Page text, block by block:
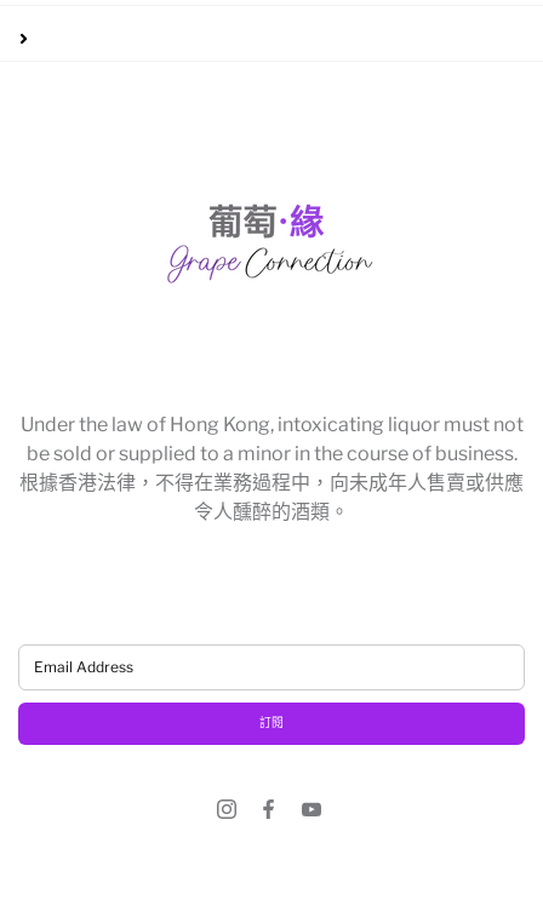
Under the law of Hong Kong, intoxicating liquor must not
be sold or supplied to a minor in the course of business.
根據香港法律，不得在業務過程中，向未成年人售賣或供應
令人醺醉的酒類。
訂閱